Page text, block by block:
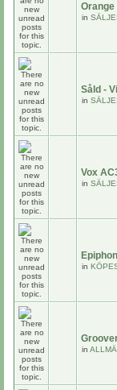
Orange
in
Såld -
in
Vox
in
in
in